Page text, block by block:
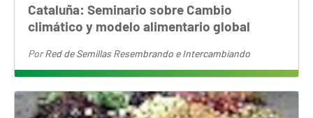
Cataluña: Seminario sobre Cambio
climático y modelo alimentario global
PorRed de Semillas Resembrando e Intercambiando